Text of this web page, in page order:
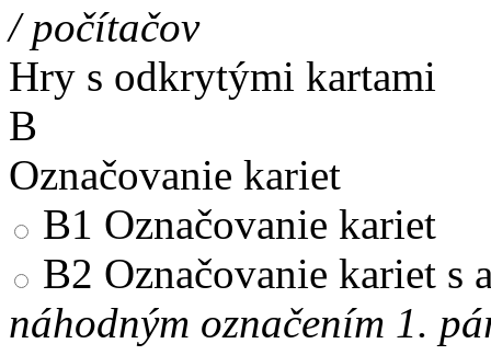
/ počítačov
Hry s odkrytými kartami
B
Označovanie kariet
B1 Označovanie kariet
B2 Označovanie kariet s
náhodným označením 1.